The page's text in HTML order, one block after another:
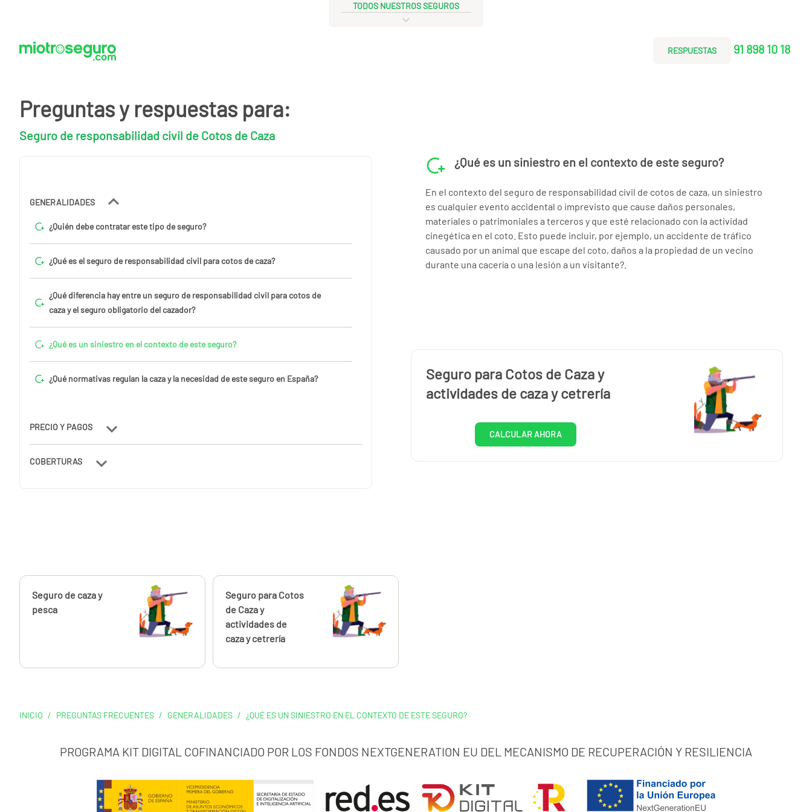
TODOS NUESTROS SEGUROS
RESPUESTAS 91 898 10 18
Preguntas y respuestas para:
Seguro de responsabilidad civil de Cotos de Caza
GENERALIDADES
¿Quién debe contratar este tipo de seguro?
¿Qué es el seguro de responsabilidad civil para cotos de caza?
¿Qué diferencia hay entre un seguro de responsabilidad civil para cotos de
caza y el seguro obligatorio del cazador?
¿Qué es un siniestro en el contexto de este seguro?
¿Qué normativas regulan la caza y la necesidad de este seguro en España?
PRECIO Y PAGOS
COBERTURAS
¿Qué es un siniestro en el contexto de este seguro?
En el contexto del seguro de responsabilidad civil de cotos de caza, un siniestro
es cualquier evento accidental o imprevisto que cause daños personales,
materiales o patrimoniales a terceros y que esté relacionado con la actividad
cinegética en el coto. Esto puede incluir, por ejemplo, un accidente de tráfico
causado por un animal que escape del coto, daños a la propiedad de un vecino
durante una cacería o una lesión a un visitante?.
Seguro para Cotos de Caza y
actividades de caza y cetrería
CALCULAR AHORA
Calcúlalo ahora
Seguro de caza y
pesca
Calcúlalo ahora
Seguro para Cotos
de Caza y
actividades de
caza y cetrería
INICIO / PREGUNTAS FRECUENTES / GENERALIDADES / ¿QUÉ ES UN SINIESTRO EN EL CONTEXTO DE ESTE SEGURO?
PROGRAMA KIT DIGITAL COFINANCIADO POR LOS FONDOS NEXTGENERATION EU DEL MECANISMO DE RECUPERACIÓN Y RESILIENCIA